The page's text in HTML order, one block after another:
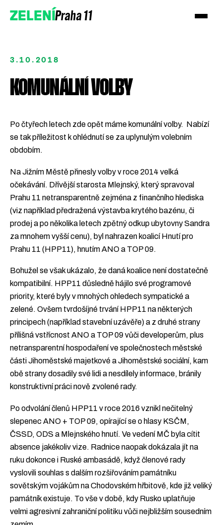
ZELENÍPraha 11
Přidejte se
3.10.2018
KOMUNÁLNÍ VOLBY
Po čtyřech letech zde opět máme komunální volby. Nabízí
se tak příležitost k ohlédnutí se za uplynulým volebním
obdobím.
Na Jižním Městě přinesly volby v roce 2014 velká
očekávání. Dřívější starosta Mlejnský, který spravoval
Prahu 11 netransparentně zejména z finančního hlediska
(viz například předražená výstavba krytého bazénu, či
prodej a po několika letech zpětný odkup ubytovny Sandra
za mnohem vyšší cenu), byl nahrazen koalicí Hnutí pro
Prahu 11 (HPP11), hnutím ANO a TOP 09.
Bohužel se však ukázalo, že daná koalice není dostatečně
kompatibilní. HPP11 důsledně hájilo své programové
priority, které byly v mnohých ohledech sympatické a
zelené. Ovšem tvrdošíjné trvání HPP11 na některých
principech (například stavební uzávěře) a z druhé strany
přílišná vstřícnost ANO a TOP 09 vůči developerům, plus
netransparentní hospodaření ve společnostech městské
části Jihoměstské majetkové a Jihoměstské sociální, kam
obě strany dosadily své lidi a nesdílely informace, bránily
konstruktivní práci nově zvolené rady.
Po odvolání členů HPP11 v roce 2016 vznikl nečitelný
slepenec ANO + TOP 09, opírající se o hlasy KSČM,
ČSSD, ODS a Mlejnského hnutí. Ve vedení MČ byla cítit
absence jakékoliv vize. Radnice naopak dokázala jít na
ruku dokonce i Ruské ambasádě, když členové rady
vyslovili souhlas s dalším rozšiřováním památníku
sovětským vojákům na Chodovském hřbitově, kde již veliký
památník existuje. To vše v době, kdy Rusko uplatňuje
velmi agresivní zahraniční politiku vůči nejbližším sousedním